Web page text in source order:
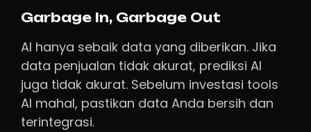
Garbage In, Garbage Out
AI hanya sebaik data yang diberikan. Jika
data penjualan tidak akurat, prediksi AI
juga tidak akurat. Sebelum investasi tools
AI mahal, pastikan data Anda bersih dan
terintegrasi.